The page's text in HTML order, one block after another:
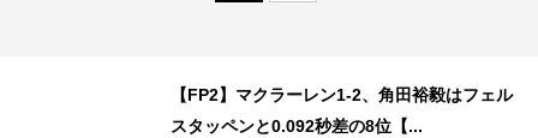
【FP2】マクラーレン1-2、角田裕毅はフェル
スタッペンと0.092秒差の8位【...